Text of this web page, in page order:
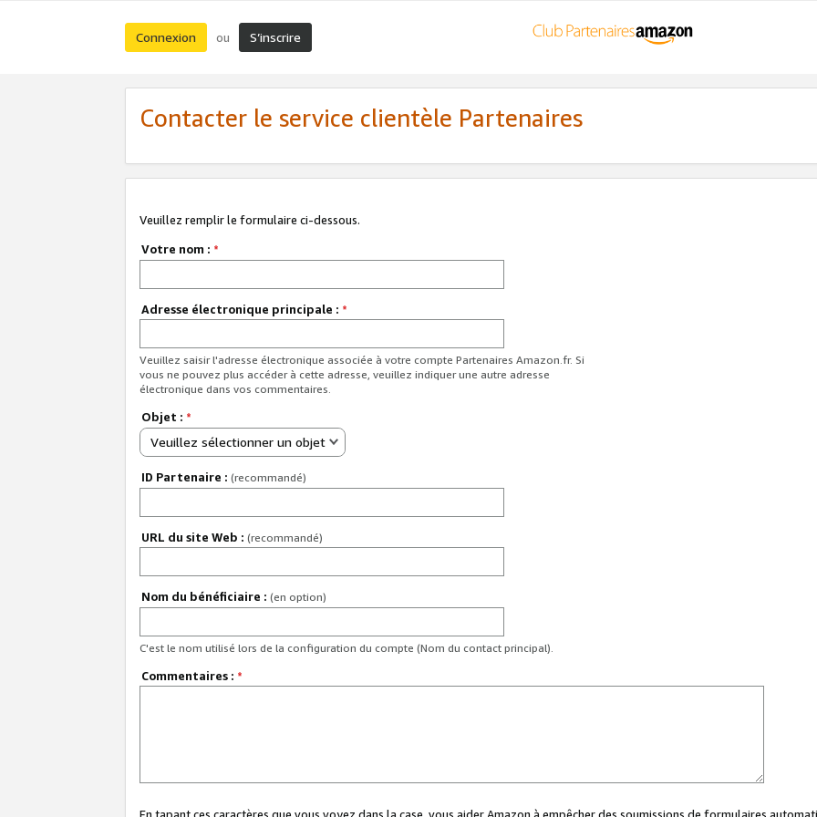
Connexion ou S’inscrire
Contacter le service clientèle Partenaires
Veuillez remplir le formulaire ci-dessous.
Votre nom : *
Adresse électronique principale : *
Veuillez saisir l'adresse électronique associée à votre compte Partenaires Amazon.fr. Si
vous ne pouvez plus accéder à cette adresse, veuillez indiquer une autre adresse
électronique dans vos commentaires.
Objet : *
Veuillez sélectionner un objet
ID Partenaire : (recommandé)
URL du site Web : (recommandé)
Nom du bénéficiaire : (en option)
C'est le nom utilisé lors de la configuration du compte (Nom du contact principal).
Commentaires : *